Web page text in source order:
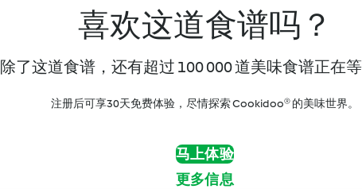
喜欢这道食谱吗？
除了这道食谱，还有超过 100 000 道美味食谱正在等
注册后可享30天免费体验，尽情探索 Cookidoo® 的美味世界。
马上体验
更多信息